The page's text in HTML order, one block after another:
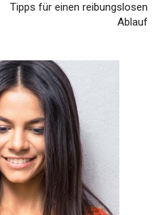
Tipps für einen reibungslosen
Ablauf